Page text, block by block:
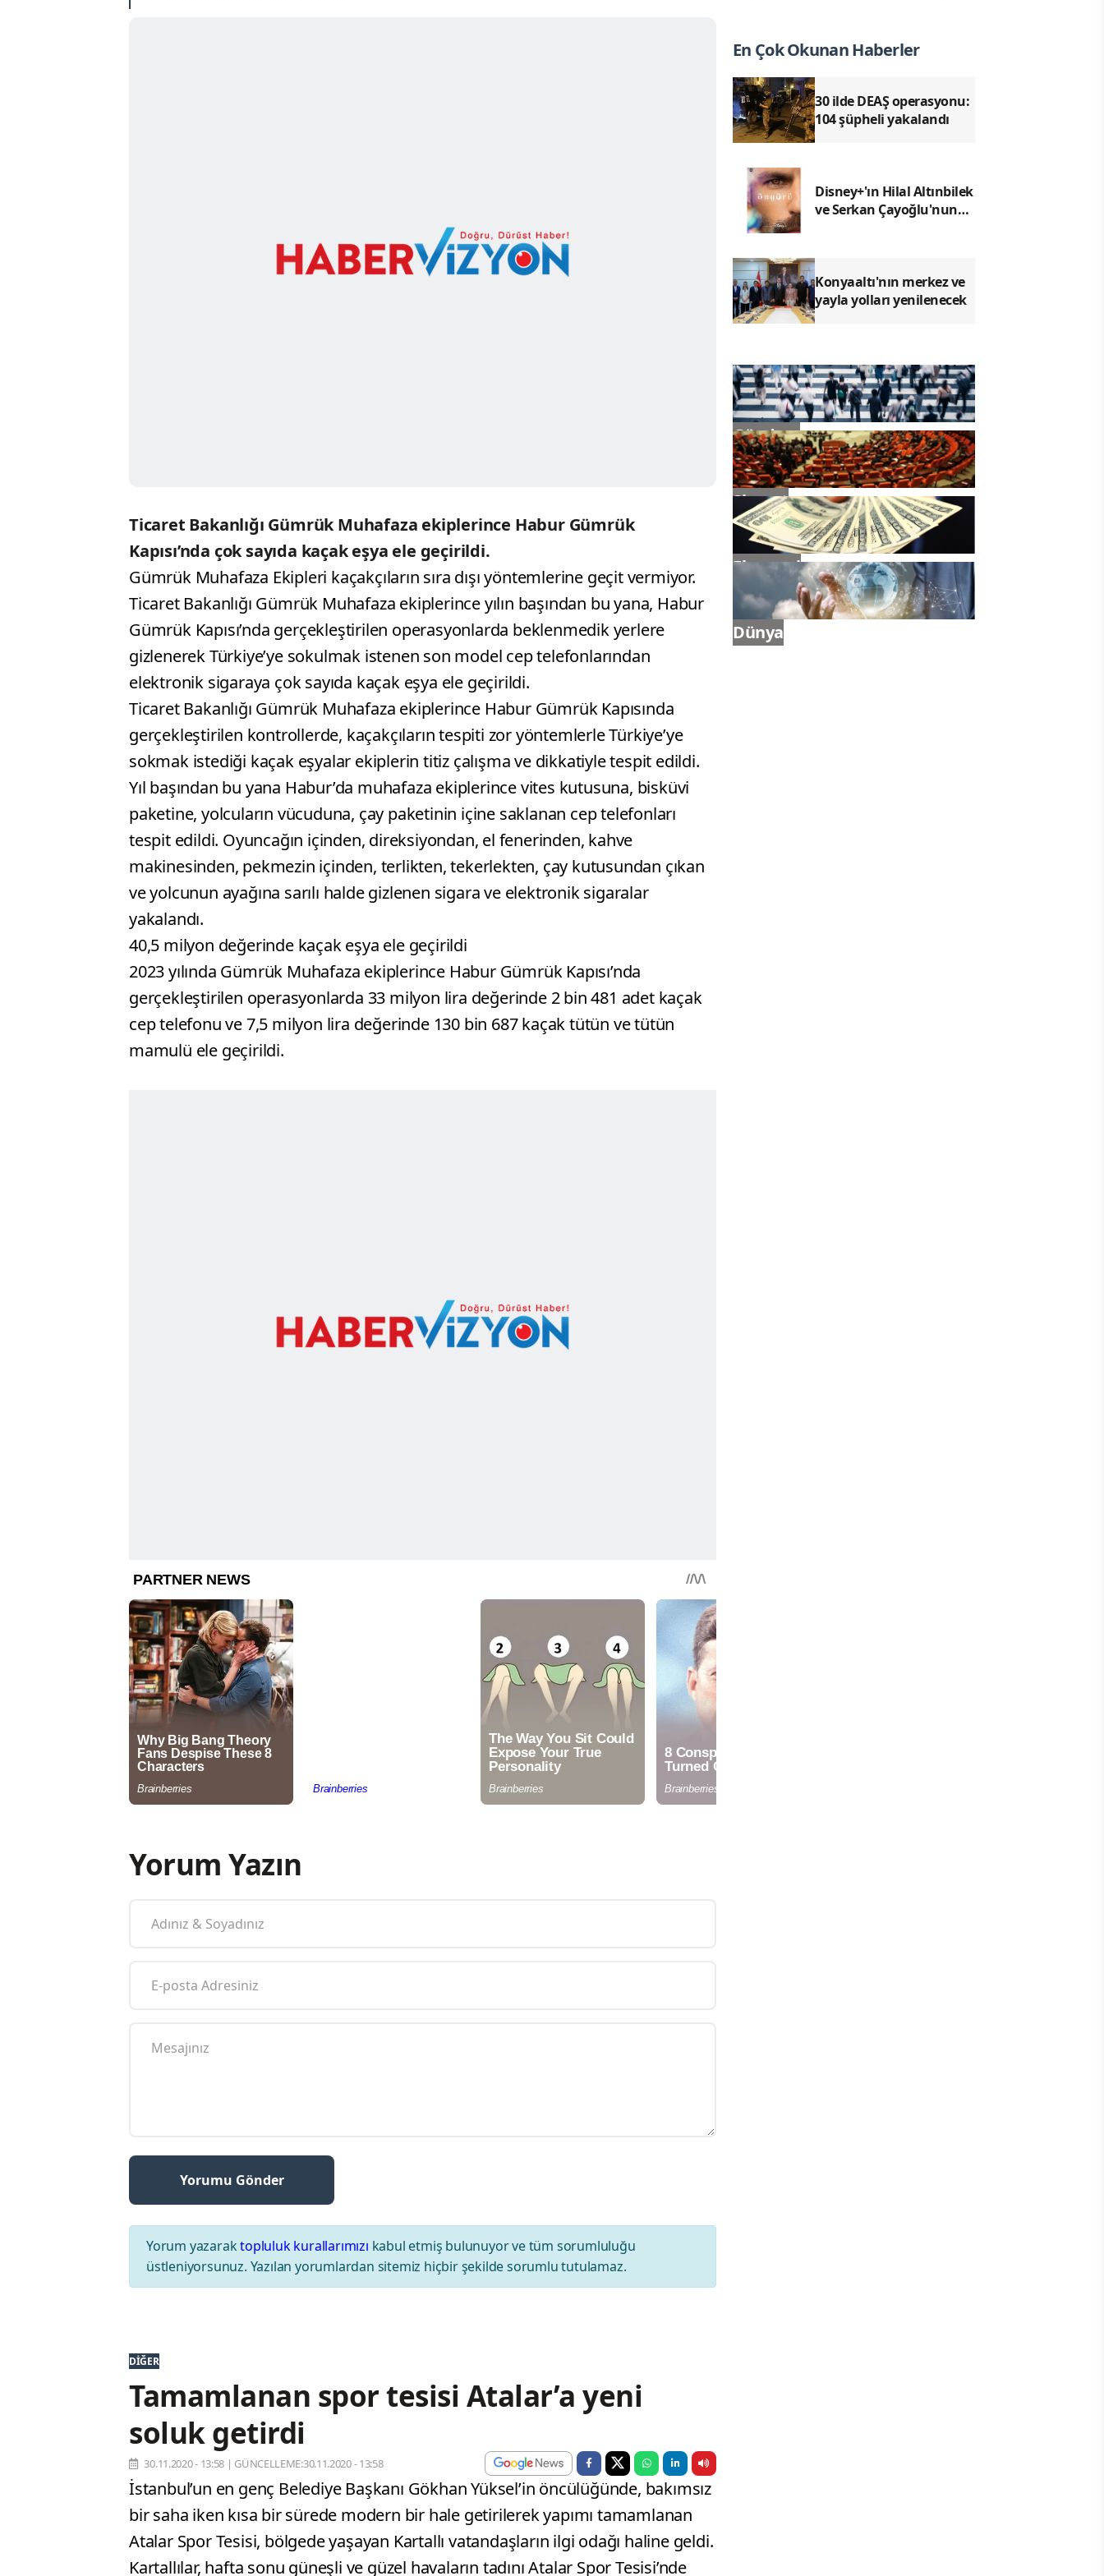
Ticaret Bakanlığı Gümrük Muhafaza ekiplerince Habur Gümrük
Kapısı’nda çok sayıda kaçak eşya ele geçirildi.
Gümrük Muhafaza Ekipleri kaçakçıların sıra dışı yöntemlerine geçit vermiyor.
Ticaret Bakanlığı Gümrük Muhafaza ekiplerince yılın başından bu yana, Habur
Gümrük Kapısı’nda gerçekleştirilen operasyonlarda beklenmedik yerlere
gizlenerek Türkiye’ye sokulmak istenen son model cep telefonlarından
elektronik sigaraya çok sayıda kaçak eşya ele geçirildi.
Ticaret Bakanlığı Gümrük Muhafaza ekiplerince Habur Gümrük Kapısında
gerçekleştirilen kontrollerde, kaçakçıların tespiti zor yöntemlerle Türkiye’ye
sokmak istediği kaçak eşyalar ekiplerin titiz çalışma ve dikkatiyle tespit edildi.
Yıl başından bu yana Habur’da muhafaza ekiplerince vites kutusuna, bisküvi
paketine, yolcuların vücuduna, çay paketinin içine saklanan cep telefonları
tespit edildi. Oyuncağın içinden, direksiyondan, el fenerinden, kahve
makinesinden, pekmezin içinden, terlikten, tekerlekten, çay kutusundan çıkan
ve yolcunun ayağına sarılı halde gizlenen sigara ve elektronik sigaralar
yakalandı.
40,5 milyon değerinde kaçak eşya ele geçirildi
2023 yılında Gümrük Muhafaza ekiplerince Habur Gümrük Kapısı’nda
gerçekleştirilen operasyonlarda 33 milyon lira değerinde 2 bin 481 adet kaçak
cep telefonu ve 7,5 milyon lira değerinde 130 bin 687 kaçak tütün ve tütün
mamulü ele geçirildi.
Yorum Yazın
Yorum yazaraktopluluk kurallarımızı kabul etmiş bulunuyor ve tüm sorumluluğu
üstleniyorsunuz. Yazılan yorumlardan sitemiz hiçbir şekilde sorumlu tutulamaz.
DIĞER
Tamamlanan spor tesisi Atalar’a yeni
soluk getirdi
30.11.2020 - 13:58 | GÜNCELLEME:30.11.2020 - 13:58
İstanbul’un en genç Belediye Başkanı Gökhan Yüksel’in öncülüğünde, bakımsız
bir saha iken kısa bir sürede modern bir hale getirilerek yapımı tamamlanan
Atalar Spor Tesisi, bölgede yaşayan Kartallı vatandaşların ilgi odağı haline geldi.
Kartallılar, hafta sonu güneşli ve güzel havaların tadını Atalar Spor Tesisi’nde
En Çok Okunan Haberler
30 ilde DEAŞ operasyonu:
104 şüpheli yakalandı
Disney+'ın Hilal Altınbilek
ve Serkan Çayoğlu'nun
Uyandıran İlk Tanıtımı
Yayımlandı
Konyaaltı'nın merkez ve
yayla yolları yenilenecek
Gündem
Siyaset
Ekonomi
Dünya